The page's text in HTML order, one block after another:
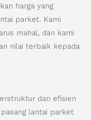
harga yang
parket. Kami
mahal, dan kami
nilai terbaik kepada
dan efisien
lantai parket